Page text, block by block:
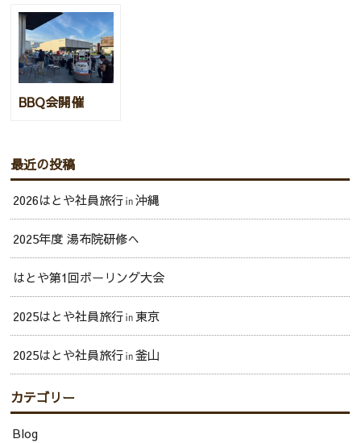
BBQ会開催
最近の投稿
2026はとや社員旅行㏌沖縄
2025年度 湯布院研修へ
はとや第1回ボーリング大会
2025はとや社員旅行㏌東京
2025はとや社員旅行㏌釜山
カテゴリー
Blog